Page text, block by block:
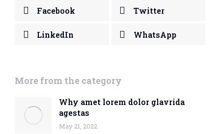
Facebook Twitter
LinkedIn WhatsApp
More from the category
Why amet lorem dolor glavrida
agestas
May 21, 2022